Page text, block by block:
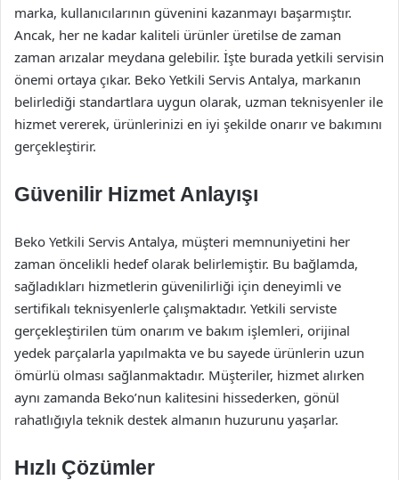
marka, kullanıcılarının güvenini kazanmayı başarmıştır.
Ancak, her ne kadar kaliteli ürünler üretilse de zaman
zaman arızalar meydana gelebilir. İşte burada yetkili servisin
önemi ortaya çıkar. Beko Yetkili Servis Antalya, markanın
belirlediği standartlara uygun olarak, uzman teknisyenler ile
hizmet vererek, ürünlerinizi en iyi şekilde onarır ve bakımını
gerçekleştirir.
Güvenilir Hizmet Anlayışı
Beko Yetkili Servis Antalya, müşteri memnuniyetini her
zaman öncelikli hedef olarak belirlemiştir. Bu bağlamda,
sağladıkları hizmetlerin güvenilirliği için deneyimli ve
sertifikalı teknisyenlerle çalışmaktadır. Yetkili serviste
gerçekleştirilen tüm onarım ve bakım işlemleri, orijinal
yedek parçalarla yapılmakta ve bu sayede ürünlerin uzun
ömürlü olması sağlanmaktadır. Müşteriler, hizmet alırken
aynı zamanda Beko’nun kalitesini hissederken, gönül
rahatlığıyla teknik destek almanın huzurunu yaşarlar.
Hızlı Çözümler